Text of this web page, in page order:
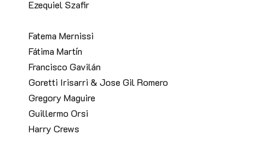
Ezequiel Szafir
Fatema Mernissi
Fátima Martín
Francisco Gavilán
Goretti Irisarri & Jose Gil Romero
Gregory Maguire
Guillermo Orsi
Harry Crews